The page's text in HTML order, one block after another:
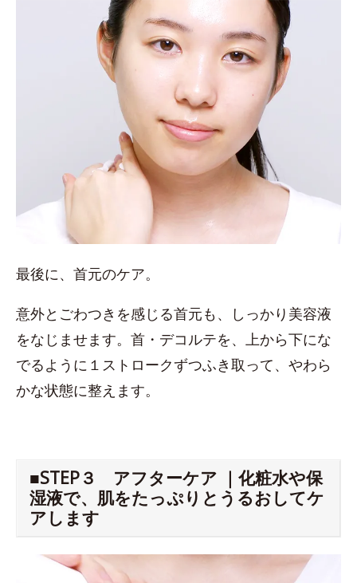
最後に、首元のケア。
意外とごわつきを感じる首元も、しっかり美容液
をなじませます。首・デコルテを、上から下にな
でるように１ストロークずつふき取って、やわら
かな状態に整えます。
■STEP３ アフターケア ｜化粧水や保
湿液で、肌をたっぷりとうるおしてケ
アします